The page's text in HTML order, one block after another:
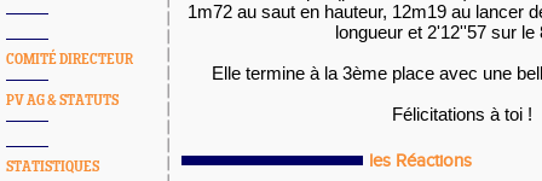
COMITÉ DIRECTEUR
PV AG & STATUTS
STATISTIQUES
1m72 au saut en hauteur, 12m19 au lancer
longueur et 2'12''57 sur le
Elle termine à la 3ème place avec une
Félicitations à toi !
les Réactions